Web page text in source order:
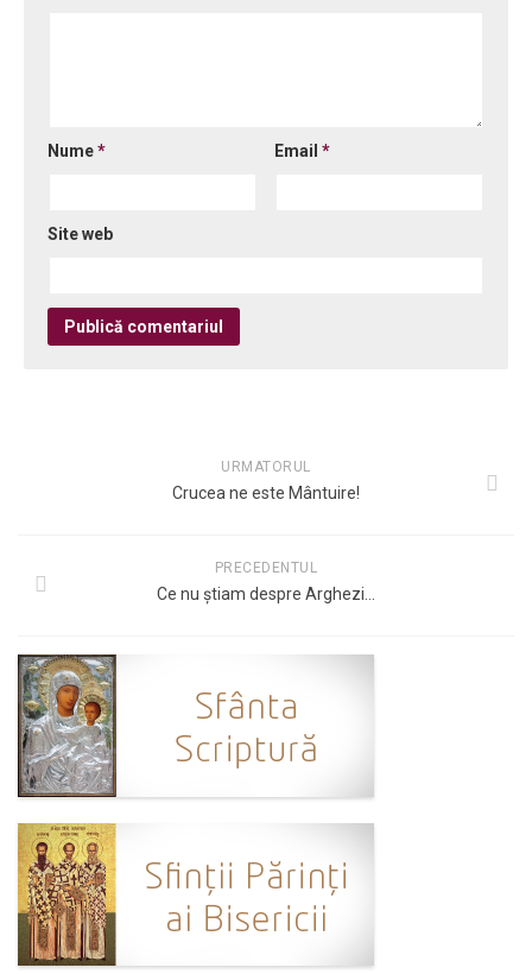
Nume* Email*
Site web
URMATORUL
Crucea ne este Mântuire!
PRECEDENTUL
Ce nu știam despre Arghezi…